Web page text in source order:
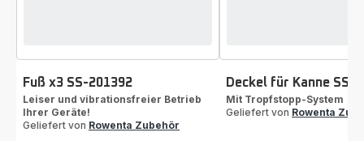
Fuß x3 SS-201392
Leiser und vibrationsfreier Betrieb
Ihrer Geräte!
Geliefert von Rowenta Zubehör
Deckel für Kanne SS-
Mit Tropfstopp-System
Geliefert von Rowenta